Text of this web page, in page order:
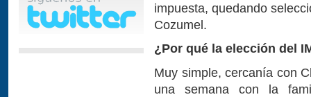
impuesta, quedando
Cozumel.
¿Por qué la elección del
Muy simple, cercanía con
una semana con la